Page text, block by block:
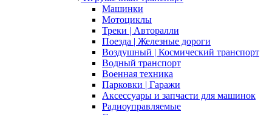
Машинки
Мотоциклы
Треки | Авторалли
Поезда | Железные дороги
Воздушный | Космический транспорт
Водный транспорт
Военная техника
Парковки | Гаражи
Аксессуары и запчасти для машинок
Радиоуправляемые